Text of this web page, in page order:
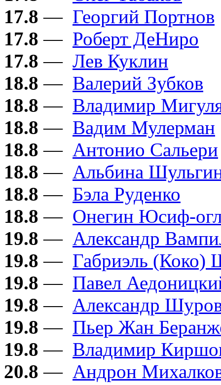
17.8 — Георгий Портнов
17.8 — Роберт ДеНиро
17.8 — Лев Куклин
18.8 — Валерий Зубков
18.8 — Владимир
18.8 — Вадим Мулерман
18.8 — Антонио Сальери
18.8 — Альбина
18.8 — Бэла Руденко
18.8 — Онегин Юсиф-
19.8 — Александр
19.8 — Габриэль (Коко)
19.8 — Павел
19.8 — Александр
19.8 — Пьер Жан
19.8 — Владимир
20.8 — Андрон